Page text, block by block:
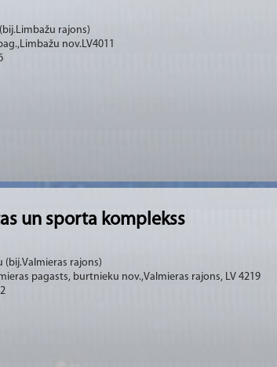
rajons)
nov.LV4011
un sporta komplekss
(bij.Valmieras rajons)
pagasts, burtnieku nov.,Valmieras rajons, LV 4219